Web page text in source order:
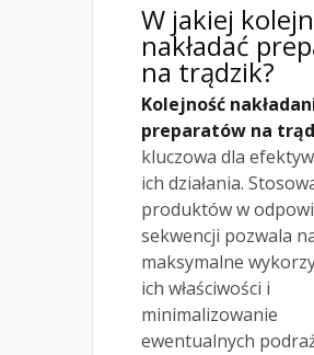
W jakiej
nakładać
na trądzik?
Kolejność
preparatów na
kluczowa dla
ich działania.
produktów w
sekwencji pozwala
maksymalne
ich właściwości i
minimalizowanie
ewentualnych